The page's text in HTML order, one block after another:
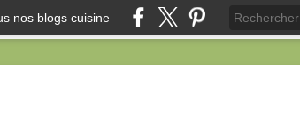
nos blogs cuisine